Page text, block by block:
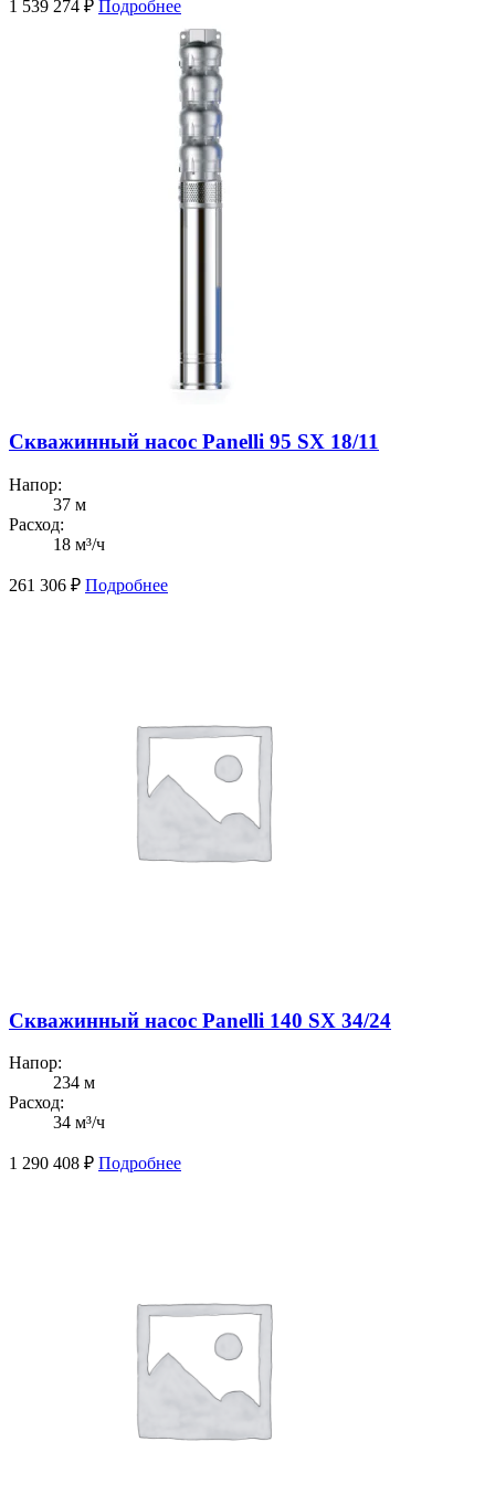
1 539 274 ₽ Подробнее
Скважинный насос Panelli 95 SX 18/11
Напор:
37 м
Расход:
18 м³/ч
261 306 ₽ Подробнее
Скважинный насос Panelli 140 SX 34/24
Напор:
234 м
Расход:
34 м³/ч
1 290 408 ₽ Подробнее